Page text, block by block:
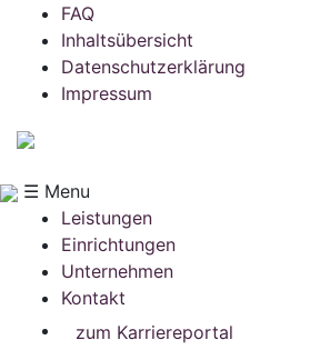
FAQ
Inhaltsübersicht
Datenschutzerklärung
Impressum
☰ Menu
Leistungen
Einrichtungen
Unternehmen
Kontakt
zum Karriereportal